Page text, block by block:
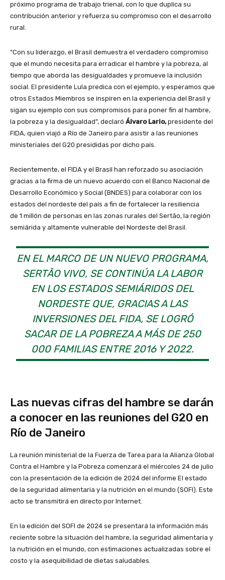
próximo programa de trabajo trienal, con lo que duplica su
contribución anterior y refuerza su compromiso con el desarrollo
rural.
“Con su liderazgo, el Brasil demuestra el verdadero compromiso
que el mundo necesita para erradicar el hambre y la pobreza, al
tiempo que aborda las desigualdades y promueve la inclusión
social. El presidente Lula predica con el ejemplo, y esperamos que
otros Estados Miembros se inspiren en la experiencia del Brasil y
sigan su ejemplo con sus compromisos para poner fin al hambre,
la pobreza y la desigualdad”, declaró Álvaro Lario,presidente del
FIDA, quien viajó a Río de Janeiro para asistir a las reuniones
ministeriales del G20 presididas por dicho país.
Recientemente, el FIDA y el Brasil han reforzado su asociación
gracias a la firma de un nuevo acuerdo con el Banco Nacional de
Desarrollo Económico y Social (BNDES) para colaborar con los
estados del nordeste del país a fin de fortalecer la resiliencia
de 1 millón de personas en las zonas rurales del Sertão, la región
semiárida y altamente vulnerable del Nordeste del Brasil.
EN EL MARCO DE UN NUEVO PROGRAMA,
SERTÃO VIVO, SE CONTINÚA LA LABOR
EN LOS ESTADOS SEMIÁRIDOS DEL
NORDESTE QUE, GRACIAS A LAS
INVERSIONES DEL FIDA, SE LOGRÓ
SACAR DE LA POBREZA A MÁS DE 250
000 FAMILIAS ENTRE 2016 Y 2022.
Las nuevas cifras del hambre se darán
a conocer en las reuniones del G20 en
Río de Janeiro
La reunión ministerial de la Fuerza de Tarea para la Alianza Global
Contra el Hambre y la Pobreza comenzará el miércoles 24 de julio
con la presentación de la edición de 2024 del informe El estado
de la seguridad alimentaria y la nutrición en el mundo (SOFI). Este
acto se transmitirá en directo por Internet.
En la edición del SOFI de 2024 se presentará la información más
reciente sobre la situación del hambre, la seguridad alimentaria y
la nutrición en el mundo, con estimaciones actualizadas sobre el
costo y la asequibilidad de dietas saludables.